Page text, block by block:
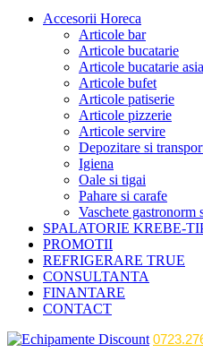
Accesorii Horeca
Articole bar
Articole bucatarie
Articole bucatarie
Articole bufet
Articole patiserie
Articole pizzerie
Articole servire
Depozitare si
Igiena
Oale si tigai
Pahare si carafe
Vaschete gastronorm
SPALATORIE KREBE-
PROMOTII
REFRIGERARE TRUE
CONSULTANTA
FINANTARE
CONTACT